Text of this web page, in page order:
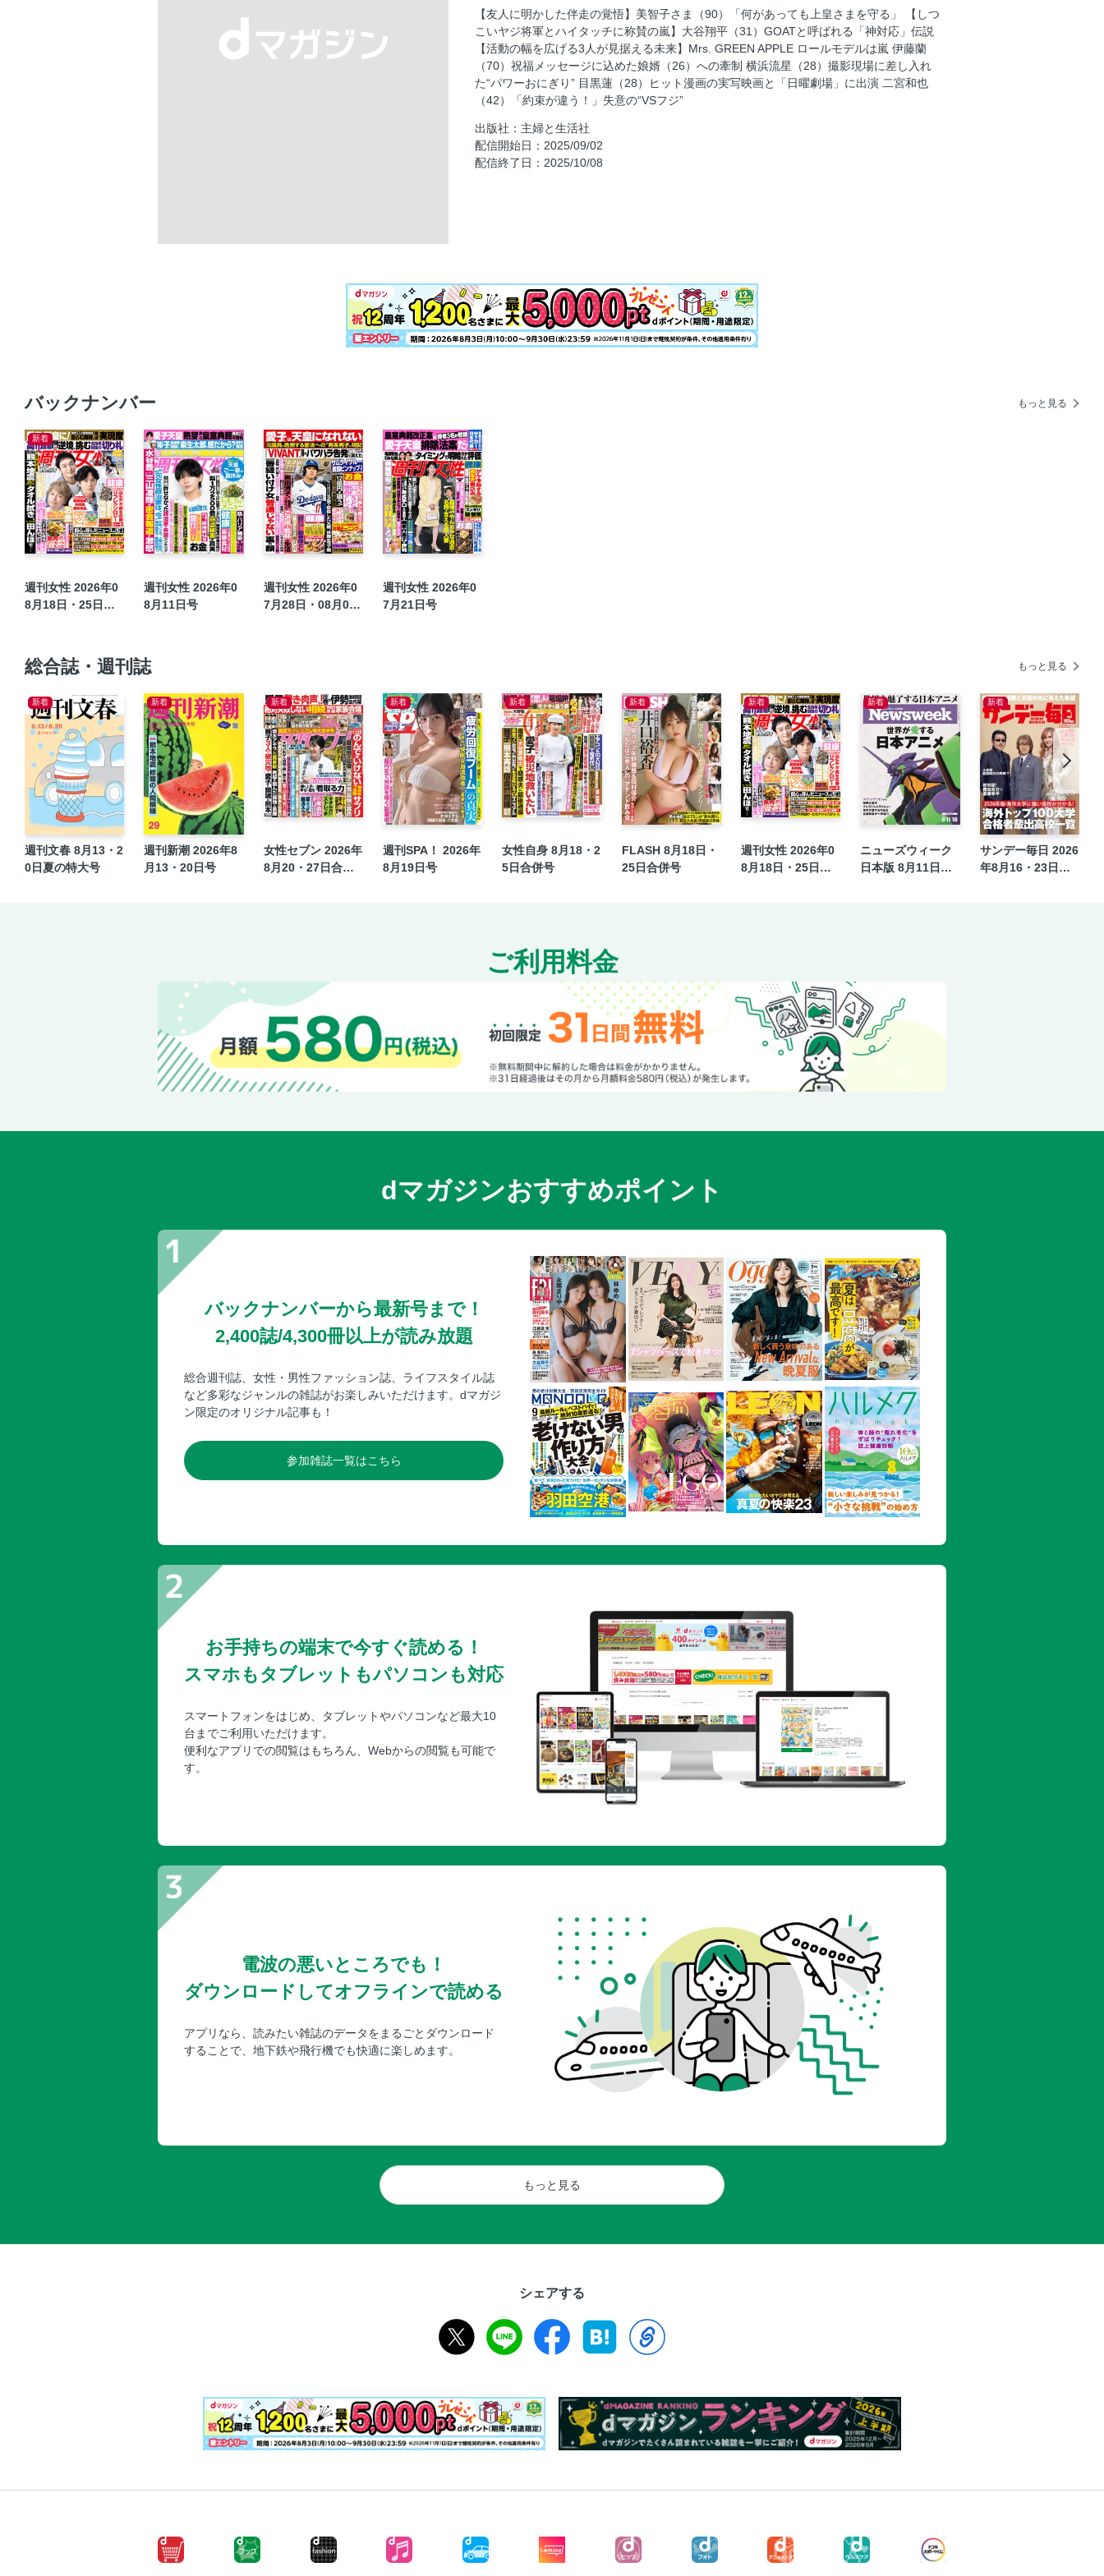
ドジャース始球式にBTS・V（29）が登場
目次
【友人に明かした伴走の覚悟】美智子さま（90）「何があっても上皇さまを守る」
【しつこいヤジ将軍とハイタッチに称賛の嵐】大谷翔平（31）GOATと呼ばれる「神
対応」伝説
【活動の幅を広げる3人が見据える未来】Mrs.GREEN APPLE ロールモデルは嵐
伊藤蘭（70）祝福メッセージに込めた娘婿（26）への牽制／横浜流星（28）撮影現場
に差し入れた“パワーおにぎり”
宝泉薫の人生アゲサゲ分かれ道／福山雅治
〈男女300人アンケート〉デビュー45周年・聖子の好きな曲ランキング
【キャンパスライフを満喫中】悠仁さま（18）「料理男子ゆっぴー」の成長と帝王学
【猫背が悪化して亀背に！】認知症リスクを高める“姿勢の異常”
【モノに頼らず豊かに暮らす】おばあちゃんの「節約」知恵袋25
苫米地英人 脳が20歳若返る習慣
細木かおりの幸せを呼ぶ六星占術
投稿どんぶり
コミック／解決屋西園寺真帆のリバーシブル・ラブ
【患者数約22万人、高い割合の死亡率】「摂食障害」とどう向き合うか
Dr.西川潔の拝啓、婦人科外来より愛をこめて
〈女性1000人アンケート〉韓流リメイクドラマ“がっかり”ランキング
佳子さま（30）愛されファッションで光る絶妙センス
【神戸 24歳女性刺殺】殺人ストーカー（35）の歪んだ素顔
YOSHIKI、アニメ演出に怒り“オマージュ”はどこまで著作権？／摩訶不思議な政界模
様。石破内閣支持率アップの謎
神戸エレベーター女性刺殺事件。危険空間での自衛方法とは？
【崖っぷちからつかんだ幸せ】船越英一郎（65）アーティスト女性と極秘再婚＆パパ
今週のフォトニュース
〈特写〉辰巳ゆうと（27）夏のスペシャルライブ、富士登山、運命の出会い
【友人に明かした伴走の覚悟】美智子さま（90）「何があっても上皇さまを守る」 【しつ
こいヤジ将軍とハイタッチに称賛の嵐】大谷翔平（31）GOATと呼ばれる「神対応」伝説
【活動の幅を広げる3人が見据える未来】Mrs. GREEN APPLE ロールモデルは嵐 伊藤蘭
（70）祝福メッセージに込めた娘婿（26）への牽制 横浜流星（28）撮影現場に差し入れ
た“パワーおにぎり” 目黒蓮（28）ヒット漫画の実写映画と「日曜劇場」に出演 二宮和也
（42）「約束が違う！」失意の“VSフジ”
出版社：主婦と生活社
配信開始日：2025/09/02
配信終了日：2025/10/08
バックナンバー もっと見る
新着
週刊女性 2026年0
8月18日・25日合
週刊女性 2026年0
8月11日号
週刊女性 2026年0
7月28日・08月04
週刊女性 2026年0
7月21日号
総合誌・週刊誌 もっと見る
新着
週刊文春 8月13・2
0日夏の特大号
新着
週刊新潮 2026年8
月13・20日号
新着
女性セブン 2026年
8月20・27日合併
新着
週刊SPA！ 2026年
8月19日号
新着
女性自身 8月18・2
5日合併号
新着
FLASH 8月18日・
25日合併号
新着
週刊女性 2026年0
8月18日・25日合
新着
ニューズウィーク
日本版 8月11日・1
新着
サンデー毎日 2026
年8月16・23日合
ご利用料金
dマガジンおすすめポイント
バックナンバーから最新号まで！
2,400誌/4,300冊以上が読み放題
総合週刊誌、女性・男性ファッション誌、ライフスタイル誌
など多彩なジャンルの雑誌がお楽しみいただけます。dマガジ
ン限定のオリジナル記事も！
参加雑誌一覧はこちら
お手持ちの端末で今すぐ読める！
スマホもタブレットもパソコンも対応
スマートフォンをはじめ、タブレットやパソコンなど最大10
台までご利用いただけます。
便利なアプリでの閲覧はもちろん、Webからの閲覧も可能で
す。
電波の悪いところでも！
ダウンロードしてオフラインで読める
アプリなら、読みたい雑誌のデータをまるごとダウンロード
することで、地下鉄や飛行機でも快適に楽しめます。
もっと見る
シェアする